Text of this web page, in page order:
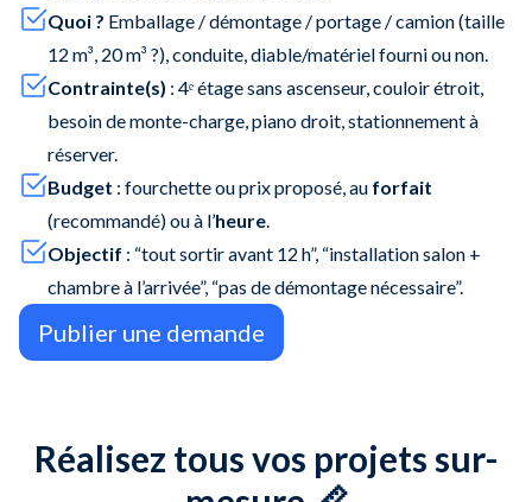
Quoi ? Emballage / démontage / portage / camion (taille
12 m³, 20 m³ ?), conduite, diable/matériel fourni ou non.
Contrainte(s) : 4ᵉ étage sans ascenseur, couloir étroit,
besoin de monte-charge, piano droit, stationnement à
réserver.
Budget : fourchette ou prix proposé, au forfait
(recommandé) ou à l’heure.
Objectif : “tout sortir avant 12 h”, “installation salon +
chambre à l’arrivée”, “pas de démontage nécessaire”.
Publier une demande
Réalisez tous vos projets sur-